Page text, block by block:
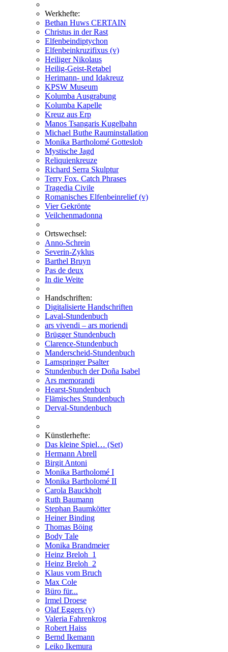
Werkhefte:
Bethan Huws CERTAIN
Christus in der Rast
Elfenbeindiptychon
Elfenbeinkruzifixus (v)
Heiliger Nikolaus
Heilig-Geist-Retabel
Herimann- und Idakreuz
KPSW Museum
Kolumba Ausgrabung
Kolumba Kapelle
Kreuz aus Erp
Manos Tsangaris Kugelbahn
Michael Buthe Rauminstallation
Monika Bartholomé Gotteslob
Mystische Jagd
Reliquienkreuze
Richard Serra Skulptur
Terry Fox. Catch Phrases
Tragedia Civile
Romanisches Elfenbeinrelief (v)
Vier Gekrönte
Veilchenmadonna
Ortswechsel:
Anno-Schrein
Severin-Zyklus
Barthel Bruyn
Pas de deux
In die Weite
Handschriften:
Digitalisierte Handschriften
Laval-Stundenbuch
ars vivendi – ars moriendi
Brügger Stundenbuch
Clarence-Stundenbuch
Manderscheid-Stundenbuch
Lamspringer Psalter
Stundenbuch der Doña Isabel
Ars memorandi
Hearst-Stundenbuch
Flämisches Stundenbuch
Derval-Stundenbuch
Künstlerhefte:
Das kleine Spiel… (Set)
Hermann Abrell
Birgit Antoni
Monika Bartholomé I
Monika Bartholomé II
Carola Bauckholt
Ruth Baumann
Stephan Baumkötter
Heiner Binding
Thomas Böing
Body Tale
Monika Brandmeier
Heinz Breloh_1
Heinz Breloh_2
Klaus vom Bruch
Max Cole
Büro für...
Irmel Droese
Olaf Eggers (v)
Valeria Fahrenkrog
Robert Haiss
Bernd Ikemann
Leiko Ikemura